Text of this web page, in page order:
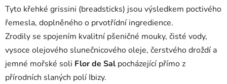
Tyto křehké grissini (breadsticks) jsou výsledkem poctivého
řemesla, doplněného o prvotřídní ingredience.
Zrodily se spojením kvalitní pšeničné mouky, čisté vody,
vysoce olejového slunečnicového oleje, čerstvého droždí a
jemné mořské soli Flor de Sal pocházející přímo z
přírodních slaných polí Ibizy.